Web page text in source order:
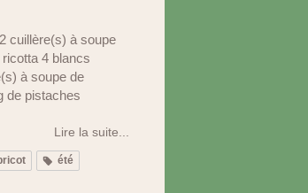
cuillère(s) à soupe
4 blancs
à soupe de
de pistaches
Lire la suite...
été